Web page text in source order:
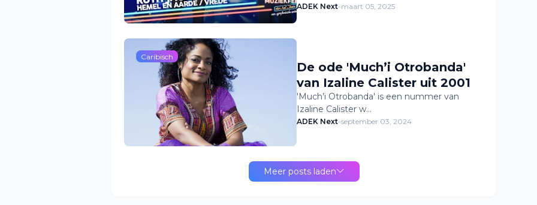
ADEK Next-maart 05, 2025
Caribisch
De ode 'Much’i Otrobanda'
van Izaline Calister uit 2001
'Much’i Otrobanda' is een nummer van
Izaline Calister w…
ADEK Next-september 03, 2024
Meer posts laden